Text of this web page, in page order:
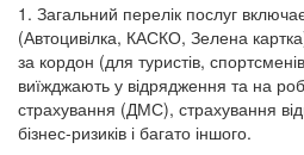
1. Загальний перелік послуг
(Автоцивілка, КАСКО, Зелена
за кордон (для туристів,
виїжджають у відрядження та на
страхування (ДМС), страхування
бізнес-ризиків і багато іншого.